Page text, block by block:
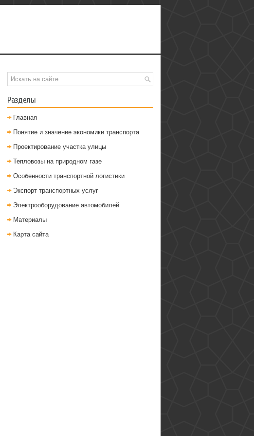
Разделы
Главная
Понятие и значение экономики транспорта
Проектирование участка улицы
Тепловозы на природном газе
Особенности транспортной логистики
Экспорт транспортных услуг
Электрооборудование автомобилей
Материалы
Карта сайта